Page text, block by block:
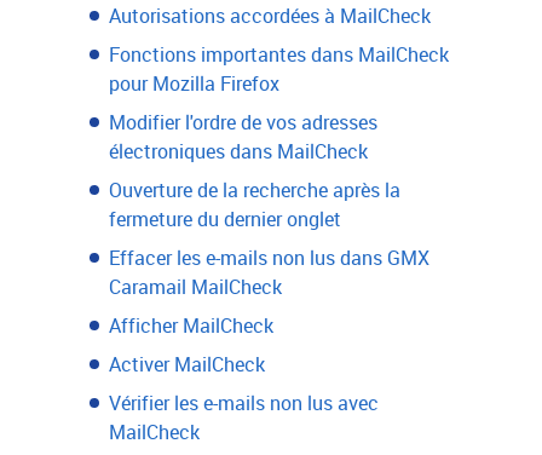
Autorisations accordées à MailCheck
Fonctions importantes dans MailCheck
pour Mozilla Firefox
Modifier l'ordre de vos adresses
électroniques dans MailCheck
Ouverture de la recherche après la
fermeture du dernier onglet
Effacer les e-mails non lus dans GMX
Caramail MailCheck
Afficher MailCheck
Activer MailCheck
Vérifier les e-mails non lus avec
MailCheck